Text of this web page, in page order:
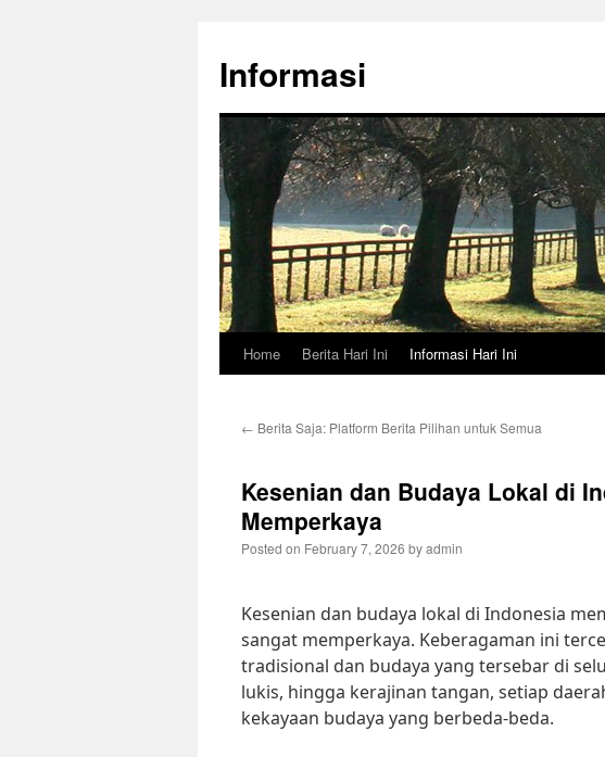
content
Informasi
Home Berita Hari Ini Informasi Hari Ini
← Berita Saja: Platform Berita Pilihan untuk Semua
Kesenian dan Budaya Lokal di
Memperkaya
Posted on February 7, 2026 byadmin
Kesenian dan budaya lokal di Indonesia
sangat memperkaya. Keberagaman ini
tradisional dan budaya yang tersebar di
lukis, hingga kerajinan tangan, setiap
kekayaan budaya yang berbeda-beda.